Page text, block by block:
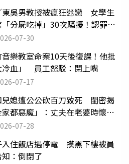
東吳男教授被瘋狂迷戀 女學生
「分屍吃掉」30次騷擾！認罪免
07-30
樂教室命案10天後復課！他批
冷血」 員工怒駁：閉上嘴
07-17
兒媳遭公公砍百刀致死 閨密揭
家都惡魔」：丈夫在老婆時懷孕
07-28
入住飯店遇停電 摸黑下樓被員
：倒閉了